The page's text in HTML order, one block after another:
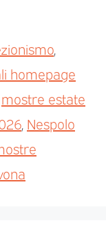
,
homepage
mostre estate
, Nespolo